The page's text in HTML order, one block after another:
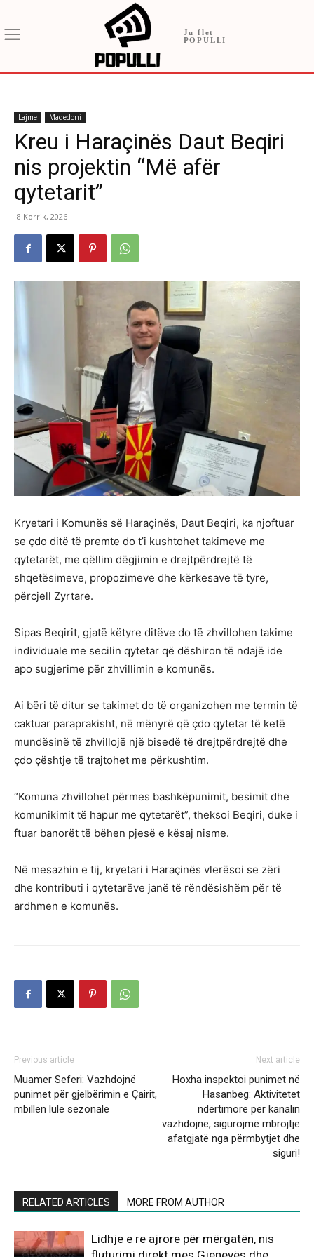
Ju flet
POPULLI
Lajme Maqedoni
Kreu i Haraçinës Daut Beqiri
nis projektin “Më afër
qytetarit”
8 Korrik, 2026
Kryetari i Komunës së Haraçinës, Daut Beqiri, ka njoftuar
se çdo ditë të premte do t’i kushtohet takimeve me
qytetarët, me qëllim dëgjimin e drejtpërdrejtë të
shqetësimeve, propozimeve dhe kërkesave të tyre,
përcjell Zyrtare.
Sipas Beqirit, gjatë këtyre ditëve do të zhvillohen takime
individuale me secilin qytetar që dëshiron të ndajë ide
apo sugjerime për zhvillimin e komunës.
Ai bëri të ditur se takimet do të organizohen me termin të
caktuar paraprakisht, në mënyrë që çdo qytetar të ketë
mundësinë të zhvillojë një bisedë të drejtpërdrejtë dhe
çdo çështje të trajtohet me përkushtim.
“Komuna zhvillohet përmes bashkëpunimit, besimit dhe
komunikimit të hapur me qytetarët”, theksoi Beqiri, duke i
ftuar banorët të bëhen pjesë e kësaj nisme.
Në mesazhin e tij, kryetari i Haraçinës vlerësoi se zëri
dhe kontributi i qytetarëve janë të rëndësishëm për të
ardhmen e komunës.
Previous article
Muamer Seferi: Vazhdojnë
punimet për gjelbërimin e Çairit,
mbillen lule sezonale
Next article
Hoxha inspektoi punimet në
Hasanbeg: Aktivitetet
ndërtimore për kanalin
vazhdojnë, sigurojmë mbrojtje
afatgjatë nga përmbytjet dhe
siguri!
RELATED ARTICLES MORE FROM AUTHOR
Lidhje e re ajrore për mërgatën, nis